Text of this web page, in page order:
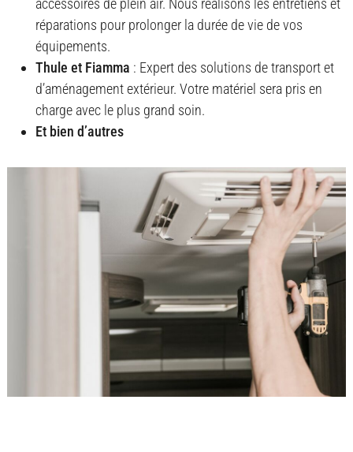
accessoires de plein air. Nous réalisons les entretiens et
réparations pour prolonger la durée de vie de vos
équipements.
Thule et Fiamma : Expert des solutions de transport et
d’aménagement extérieur. Votre matériel sera pris en
charge avec le plus grand soin.
Et bien d’autres